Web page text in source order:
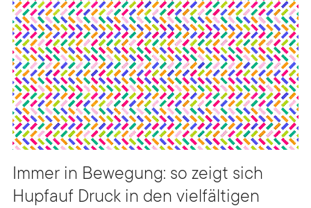
Immer in Bewegung: so zeigt sich
Hupfauf Druck in den vielfältigen